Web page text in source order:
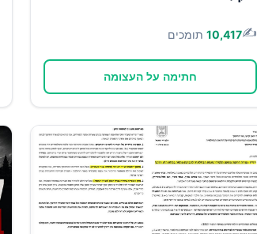
✍️
10,417 תומכים
חתימה על העצומה